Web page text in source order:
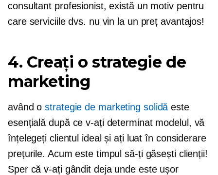
consultant profesionist, există un motiv pentru
care serviciile dvs. nu vin la un preț avantajos!
4. Creați o strategie de
marketing
având ostrategie de marketing solidă este
esențială după ce v-ați determinat modelul, vă
înțelegeți clientul ideal și ați luat în considerare
prețurile. Acum este timpul să-ți găsești clienții!
Sper că v-ați gândit deja unde este ușor